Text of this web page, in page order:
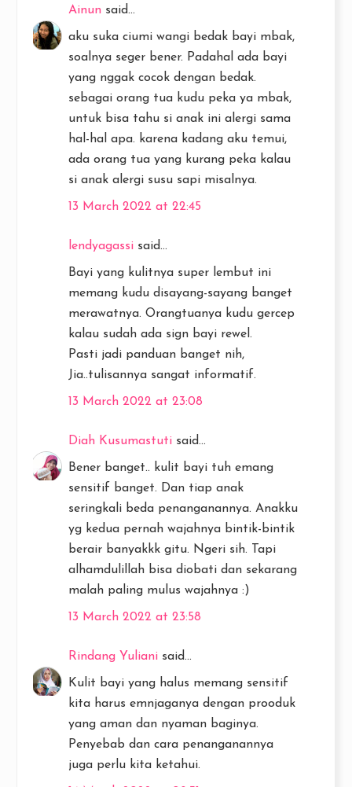
Ainun said...
aku suka ciumi wangi bedak bayi mbak,
soalnya seger bener. Padahal ada bayi
yang nggak cocok dengan bedak.
sebagai orang tua kudu peka ya mbak,
untuk bisa tahu si anak ini alergi sama
hal-hal apa. karena kadang aku temui,
ada orang tua yang kurang peka kalau
si anak alergi susu sapi misalnya.
13 March 2022 at 22:45
lendyagassi said...
Bayi yang kulitnya super lembut ini
memang kudu disayang-sayang banget
merawatnya. Orangtuanya kudu gercep
kalau sudah ada sign bayi rewel.
Pasti jadi panduan banget nih,
Jia..tulisannya sangat informatif.
13 March 2022 at 23:08
Diah Kusumastuti said...
Bener banget.. kulit bayi tuh emang
sensitif banget. Dan tiap anak
seringkali beda penanganannya. Anakku
yg kedua pernah wajahnya bintik-bintik
berair banyakkk gitu. Ngeri sih. Tapi
alhamdulillah bisa diobati dan sekarang
malah paling mulus wajahnya :)
13 March 2022 at 23:58
Rindang Yuliani said...
Kulit bayi yang halus memang sensitif
kita harus emnjaganya dengan prooduk
yang aman dan nyaman baginya.
Penyebab dan cara penanganannya
juga perlu kita ketahui.